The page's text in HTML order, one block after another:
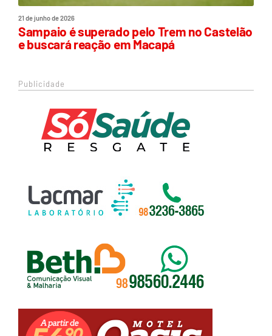
21 de junho de 2026
Sampaio é superado pelo Trem no Castelão
e buscará reação em Macapá
Publicidade